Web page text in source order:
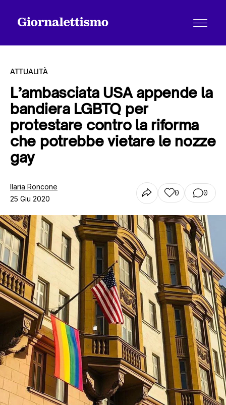
Tutti gli articoli
Chi siamo
Contatti
ATTUALITÀ
L’ambasciata USA appende la
bandiera LGBTQ per
protestare contro la riforma
che potrebbe vietare le nozze
gay
Ilaria Roncone
25 Giu 2020
0 0